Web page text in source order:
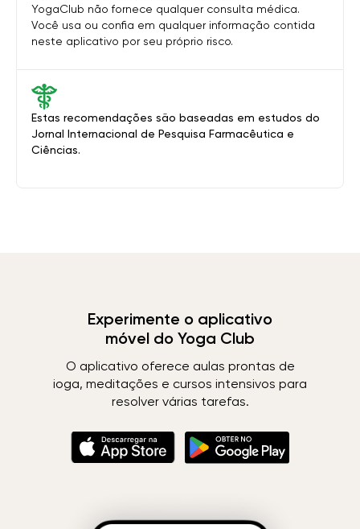
Estas recomendações são baseadas em estudos do
Jornal Internacional de Pesquisa Farmacêutica e
Ciências.
YogaClub não fornece qualquer consulta médica.
Você usa ou confia em qualquer informação contida
neste aplicativo por seu próprio risco.
Experimente o aplicativo
móvel do Yoga Club
O aplicativo oferece aulas prontas de
ioga, meditações e cursos intensivos para
resolver várias tarefas.